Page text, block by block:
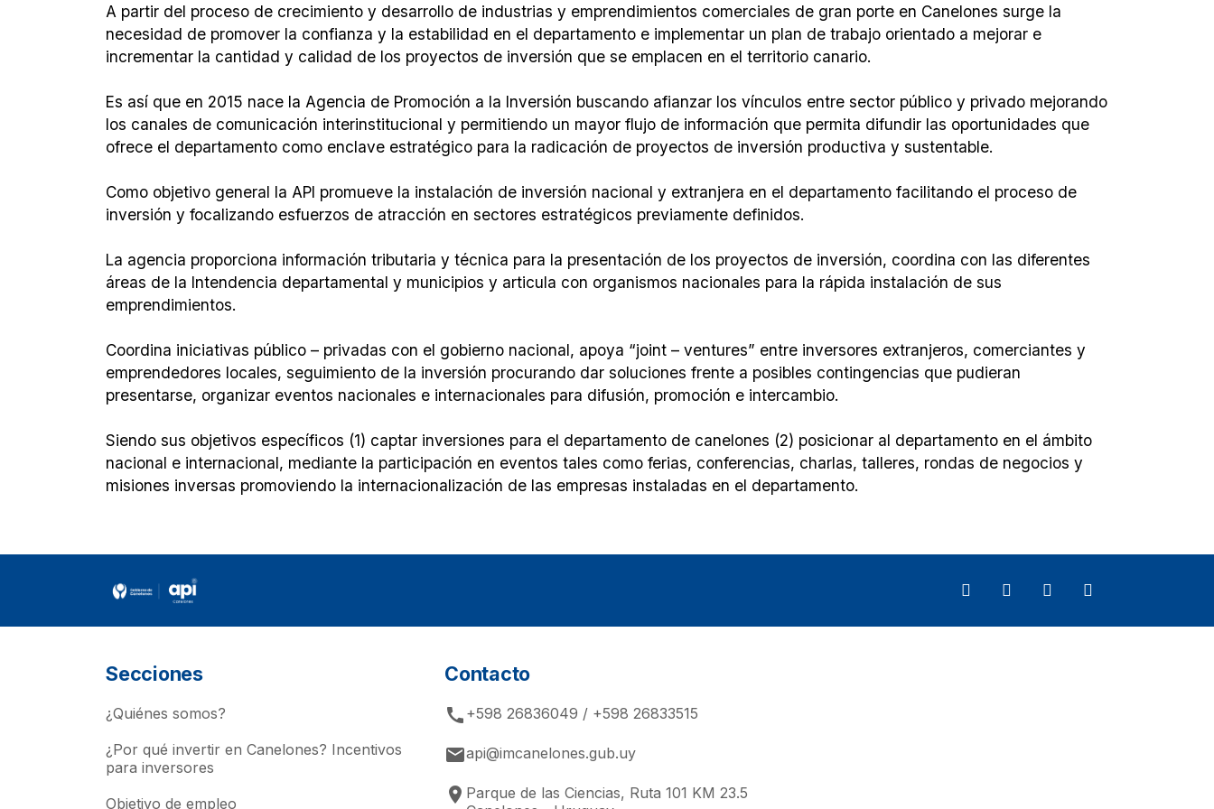
A partir del proceso de crecimiento y desarrollo de industrias y emprendimientos comerciales de gran porte en Canelones surge la
necesidad de promover la confianza y la estabilidad en el departamento e implementar un plan de trabajo orientado a mejorar e
incrementar la cantidad y calidad de los proyectos de inversión que se emplacen en el territorio canario.
Es así que en 2015 nace la Agencia de Promoción a la Inversión buscando afianzar los vínculos entre sector público y privado mejorando
los canales de comunicación interinstitucional y permitiendo un mayor flujo de información que permita difundir las oportunidades que
ofrece el departamento como enclave estratégico para la radicación de proyectos de inversión productiva y sustentable.
Como objetivo general la API promueve la instalación de inversión nacional y extranjera en el departamento facilitando el proceso de
inversión y focalizando esfuerzos de atracción en sectores estratégicos previamente definidos.
La agencia proporciona información tributaria y técnica para la presentación de los proyectos de inversión, coordina con las diferentes
áreas de la Intendencia departamental y municipios y articula con organismos nacionales para la rápida instalación de sus
emprendimientos.
Coordina iniciativas público – privadas con el gobierno nacional, apoya “joint – ventures” entre inversores extranjeros, comerciantes y
emprendedores locales, seguimiento de la inversión procurando dar soluciones frente a posibles contingencias que pudieran
presentarse, organizar eventos nacionales e internacionales para difusión, promoción e intercambio.
Siendo sus objetivos específicos (1) captar inversiones para el departamento de canelones (2) posicionar al departamento en el ámbito
nacional e internacional, mediante la participación en eventos tales como ferias, conferencias, charlas, talleres, rondas de negocios y
misiones inversas promoviendo la internacionalización de las empresas instaladas en el departamento.
Secciones
¿Quiénes somos?
¿Por qué invertir en Canelones? Incentivos
para inversores
Objetivo de empleo
Contacto
call +598 26836049 / +598 26833515
emailapi@imcanelones.gub.uy
place Parque de las Ciencias, Ruta 101 KM 23.5